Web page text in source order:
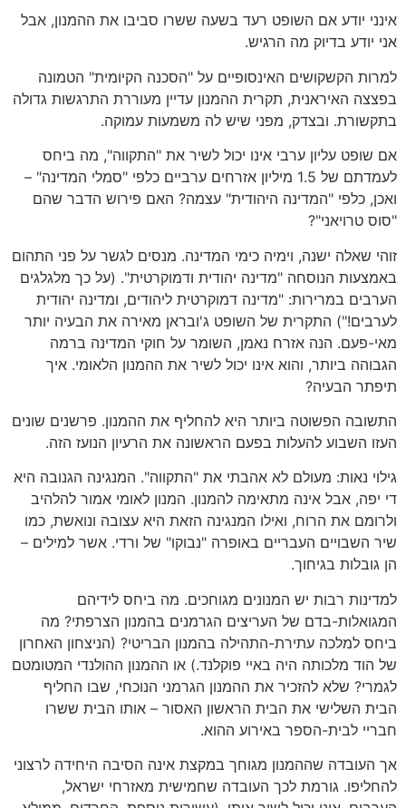
אינני יודע אם השופט רעד בשעה ששרו סביבו את ההמנון, אבל
אני יודע בדיוק מה הרגיש.
למרות הקשקושים האינסופיים על "הסכנה הקיומית" הטמונה
בפצצה האיראנית, תקרית ההמנון עדיין מעוררת התרגשות גדולה
בתקשורת. ובצדק, מפני שיש לה משמעות עמוקה.
אם שופט עליון ערבי אינו יכול לשיר את "התקווה", מה ביחס
לעמדתם של 1.5 מיליון אזרחים ערביים כלפי "סמלי המדינה" –
ואכן, כלפי "המדינה היהודית" עצמה? האם פירוש הדבר שהם
"סוס טרויאני"?
זוהי שאלה ישנה, וימיה כימי המדינה. מנסים לגשר על פני התהום
באמצעות הנוסחה "מדינה יהודית ודמוקרטית". (על כך מלגלגים
הערבים במרירות: "מדינה דמוקרטית ליהודים, ומדינה יהודית
לערבים!") התקרית של השופט ג'ובראן מאירה את הבעיה יותר
מאי-פעם. הנה אזרח נאמן, השומר על חוקי המדינה ברמה
הגבוהה ביותר, והוא אינו יכול לשיר את ההמנון הלאומי. איך
תיפתר הבעיה?
התשובה הפשוטה ביותר היא להחליף את ההמנון. פרשנים שונים
העזו השבוע להעלות בפעם הראשונה את הרעיון הנועז הזה.
גילוי נאות: מעולם לא אהבתי את "התקווה". המנגינה הגנובה היא
די יפה, אבל אינה מתאימה להמנון. המנון לאומי אמור להלהיב
ולרומם את הרוח, ואילו המנגינה הזאת היא עצובה ונואשת, כמו
שיר השבויים העבריים באופרה "נבוקו" של ורדי. אשר למילים –
הן גובלות בגיחוך.
למדינות רבות יש המנונים מגוחכים. מה ביחס לידיהם
המגואלות-בדם של העריצים הגרמנים בהמנון הצרפתי? מה
ביחס למלכה עתירת-התהילה בהמנון הבריטי? (הניצחון האחרון
של הוד מלכותה היה באיי פוקלנד.) או ההמנון ההולנדי המטומטם
לגמרי? שלא להזכיר את ההמנון הגרמני הנוכחי, שבו החליף
הבית השלישי את הבית הראשון האסור – אותו הבית ששרו
חבריי לבית-הספר באירוע ההוא.
אך העובדה שההמנון מגוחך במקצת אינה הסיבה היחידה לרצוני
להחליפו. גורמת לכך העובדה שחמישית מאזרחי ישראל,